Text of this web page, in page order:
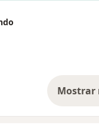
Mostrar